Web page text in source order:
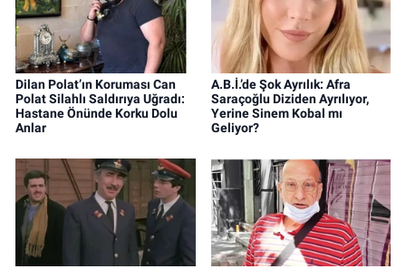
Dilan Polat’ın Koruması Can
Polat Silahlı Saldırıya Uğradı:
Hastane Önünde Korku Dolu
Anlar
A.B.İ.’de Şok Ayrılık: Afra
Saraçoğlu Diziden Ayrılıyor,
Yerine Sinem Kobal mı
Geliyor?